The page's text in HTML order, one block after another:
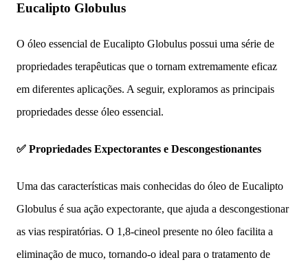
Eucalipto Globulus
O óleo essencial de Eucalipto Globulus possui uma série de
propriedades terapêuticas que o tornam extremamente eficaz
em diferentes aplicações. A seguir, exploramos as principais
propriedades desse óleo essencial.
✅ Propriedades Expectorantes e Descongestionantes
Uma das características mais conhecidas do óleo de Eucalipto
Globulus é sua ação expectorante, que ajuda a descongestionar
as vias respiratórias. O 1,8-cineol presente no óleo facilita a
eliminação de muco, tornando-o ideal para o tratamento de